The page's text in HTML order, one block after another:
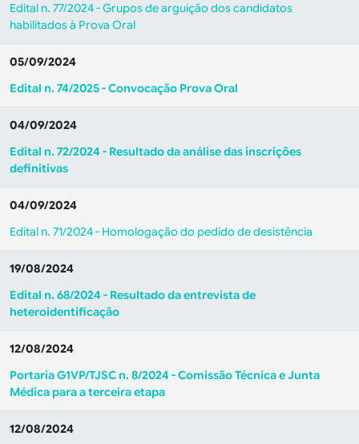
Edital n. 77/2024 - Grupos de arguição dos candidatos
habilitados à Prova Oral
05/09/2024
Edital n. 74/2025 - Convocação Prova Oral
04/09/2024
Edital n. 72/2024 - Resultado da análise das inscrições
definitivas
04/09/2024
Edital n. 71/2024 - Homologação do pedido de desistência
19/08/2024
Edital n. 68/2024 - Resultado da entrevista de
heteroidentificação
12/08/2024
Portaria G1VP/TJSC n. 8/2024 - Comissão Técnica e Junta
Médica para a terceira etapa
12/08/2024